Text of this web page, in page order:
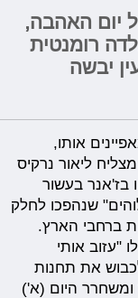
יום האהבה,
רומנטית
יבשה
אותו,
ליאור נרקיס
בז'אנר בעשור
שנהפכו לחלק
ברחבי הארץ.
"עזוב אותי
את תחנות
ומשחרר היום (א')